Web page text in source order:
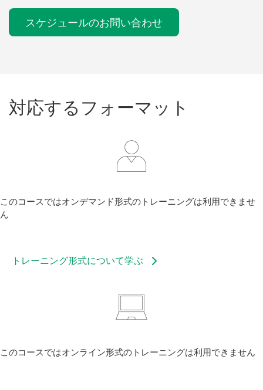
スケジュールのお問い合わせ
対応する フォーマット
このコースではオンデマンド形式のトレーニングは利用できませ
ん
トレーニング形式について学ぶ
このコースではオンライン形式のトレーニングは利用できません